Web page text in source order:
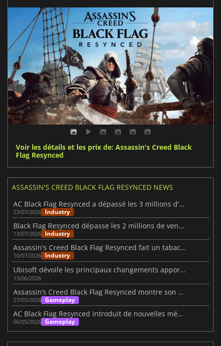
Voir les détails et les prix de: Assassin's Creed Black
Flag Resynced
ASSASSIN'S CREED BLACK FLAG RESYNCED NEWS
AC Black Flag Resynced a dépassé les 3 millions d'exemplaires vendus en une semaine
23/07/2026 Industry
Black Flag Resynced dépasse les 2 millions de ventes
13/07/2026 Industry
Assassin's Creed Black Flag Resynced fait un tabac sur Steam
10/07/2026 Industry
Ubisoft dévoile les principaux changements apportés à la version « Resynced » d'Assassin's Creed Black Flag
13/06/2026
Assassin’s Creed Black Flag Resynced montre son gameplay naval
27/05/2026 Gameplay
AC Black Flag Resynced introduit de nouvelles mécaniques
06/05/2026 Gameplay